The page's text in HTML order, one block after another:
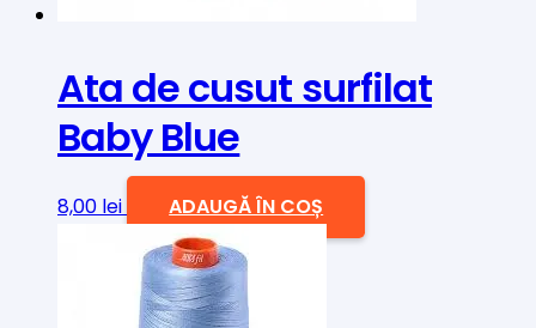
Ata de cusut surfilat
Baby Blue
8,00 lei ADAUGĂ ÎN COȘ